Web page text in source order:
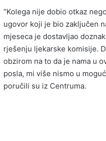
“Kolega nije dobio otkaz
ugovor koji je bio zaključen
mjeseca je dostavljao
rješenju ljekarske komisije.
obzirom na to da je nama u
posla, mi više nismo u
poručili su iz Centruma.